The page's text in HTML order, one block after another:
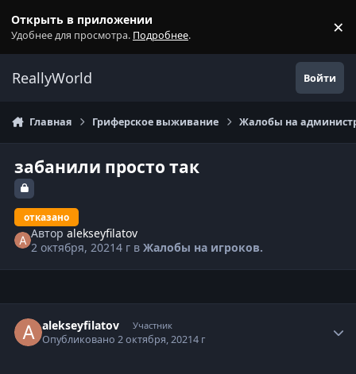
Открыть в приложении
Удобнее для просмотра. Подробнее. ×
ReallyWorld Войти
Главная Гриферское выживание Жалобы на
забанили просто так
отказано
Авторalekseyfilatov
2 октября, 20214 г вЖалобы на игроков.
alekseyfilatov Участник
Опубликовано2 октября, 20214 г